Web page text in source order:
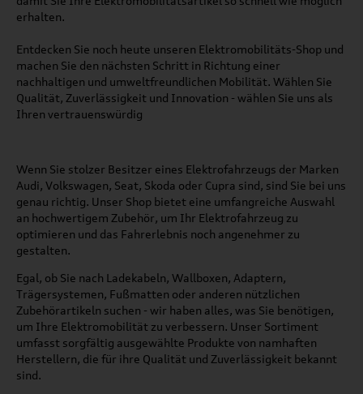
erhalten.
Entdecken Sie noch heute unseren Elektromobilitäts-Shop und
machen Sie den nächsten Schritt in Richtung einer
nachhaltigen und umweltfreundlichen Mobilität. Wählen Sie
Qualität, Zuverlässigkeit und Innovation - wählen Sie uns als
Ihren vertrauenswürdig
Wenn Sie stolzer Besitzer eines Elektrofahrzeugs der Marken
Audi, Volkswagen, Seat, Skoda oder Cupra sind, sind Sie bei uns
genau richtig. Unser Shop bietet eine umfangreiche Auswahl
an hochwertigem Zubehör, um Ihr Elektrofahrzeug zu
optimieren und das Fahrerlebnis noch angenehmer zu
gestalten.
Egal, ob Sie nach Ladekabeln, Wallboxen, Adaptern,
Trägersystemen, Fußmatten oder anderen nützlichen
Zubehörartikeln suchen - wir haben alles, was Sie benötigen,
um Ihre Elektromobilität zu verbessern. Unser Sortiment
umfasst sorgfältig ausgewählte Produkte von namhaften
Herstellern, die für ihre Qualität und Zuverlässigkeit bekannt
sind.